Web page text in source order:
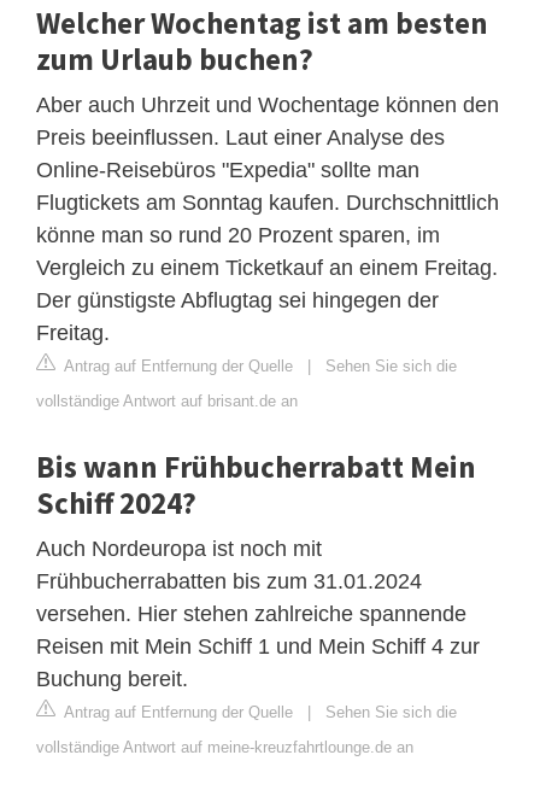
Welcher Wochentag ist am besten
zum Urlaub buchen?
Aber auch Uhrzeit und Wochentage können den
Preis beeinflussen. Laut einer Analyse des
Online-Reisebüros "Expedia" sollte man
Flugtickets am Sonntag kaufen. Durchschnittlich
könne man so rund 20 Prozent sparen, im
Vergleich zu einem Ticketkauf an einem Freitag.
Der günstigste Abflugtag sei hingegen der
Freitag.
Antrag auf Entfernung der Quelle | Sehen Sie sich die
vollständige Antwort auf brisant.de an
Bis wann Frühbucherrabatt Mein
Schiff 2024?
Auch Nordeuropa ist noch mit
Frühbucherrabatten bis zum 31.01.2024
versehen. Hier stehen zahlreiche spannende
Reisen mit Mein Schiff 1 und Mein Schiff 4 zur
Buchung bereit.
Antrag auf Entfernung der Quelle | Sehen Sie sich die
vollständige Antwort auf meine-kreuzfahrtlounge.de an